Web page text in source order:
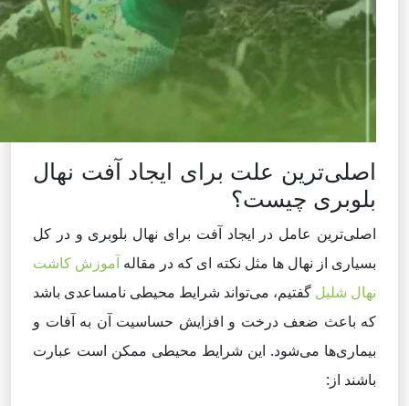
اصلی‌ترین علت برای ایجاد آفت نهال
بلوبری چیست؟
اصلی‌ترین عامل در ایجاد آفت برای نهال بلوبری و در کل
بسیاری از نهال ها مثل نکته ای که در مقاله آموزش کاشت
نهال شلیل گفتیم، می‌تواند شرایط محیطی نامساعدی باشد
که باعث ضعف درخت و افزایش حساسیت آن به آفات و
بیماری‌ها می‌شود. این شرایط محیطی ممکن است عبارت
باشند از: